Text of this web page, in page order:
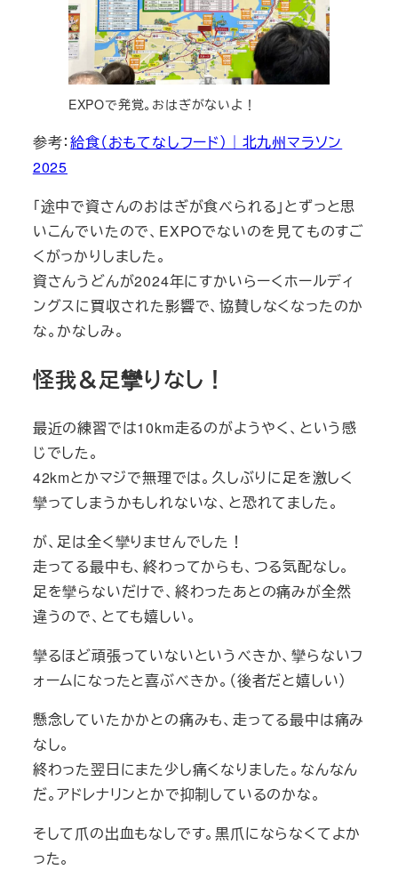
EXPOで発覚。おはぎがないよ！
参考：給食（おもてなしフード）｜北九州マラソン
2025
「途中で資さんのおはぎが食べられる」とずっと思
いこんでいたので、EXPOでないのを見てものすご
くがっかりしました。
資さんうどんが2024年にすかいらーくホールディ
ングスに買収された影響で、協賛しなくなったのか
な。かなしみ。
怪我＆足攣りなし！
最近の練習では10km走るのがようやく、という感
じでした。
42kmとかマジで無理では。久しぶりに足を激しく
攣ってしまうかもしれないな、と恐れてました。
が、足は全く攣りませんでした！
走ってる最中も、終わってからも、つる気配なし。
足を攣らないだけで、終わったあとの痛みが全然
違うので、とても嬉しい。
攣るほど頑張っていないというべきか、攣らないフ
ォームになったと喜ぶべきか。（後者だと嬉しい）
懸念していたかかとの痛みも、走ってる最中は痛み
なし。
終わった翌日にまた少し痛くなりました。なんなん
だ。アドレナリンとかで抑制しているのかな。
そして爪の出血もなしです。黒爪にならなくてよか
った。